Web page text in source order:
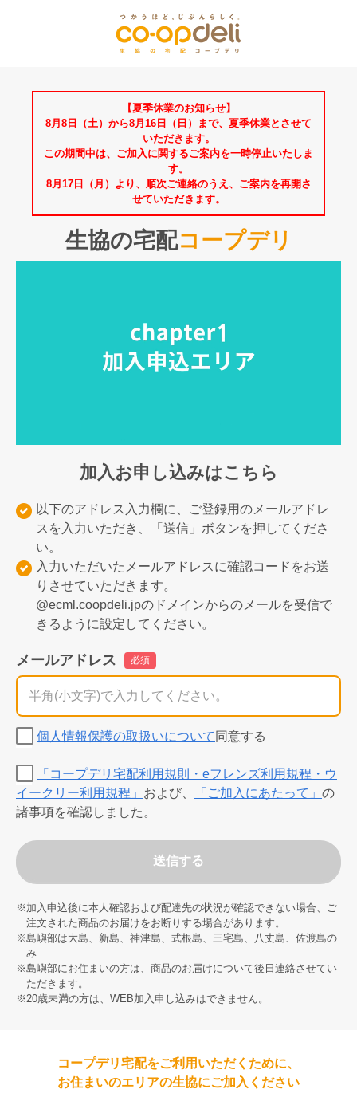
【夏季休業のお知らせ】
8月8日（土）から8月16日（日）まで、夏季休業とさせて
いただきます。
この期間中は、ご加入に関するご案内を一時停止いたしま
す。
8月17日（月）より、順次ご連絡のうえ、ご案内を再開さ
せていただきます。
生協の宅配コープデリ
加入お申し込みはこちら
以下のアドレス入力欄に、ご登録用のメールアドレ
スを入力いただき、「送信」ボタンを押してくださ
い。
入力いただいたメールアドレスに確認コードをお送
りさせていただきます。
@ecml.coopdeli.jpのドメインからのメールを受信で
きるように設定してください。
メールアドレス 必須
個人情報保護の取扱いについて 同意する
「コープデリ宅配利用規則・eフレンズ利用規程・ウ
イークリー利用規程」 および、 「ご加入にあたって」 の
諸事項を確認しました。
送信する
※加入申込後に本人確認および配達先の状況が確認できない場合、ご
注文された商品のお届けをお断りする場合があります。
※島嶼部は大島、新島、神津島、式根島、三宅島、八丈島、佐渡島の
み
※島嶼部にお住まいの方は、商品のお届けについて後日連絡させてい
ただきます。
※20歳未満の方は、WEB加入申し込みはできません。
コープデリ宅配をご利用いただくために、
お住まいのエリアの生協にご加入ください